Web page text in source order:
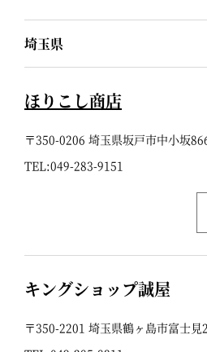
埼玉県
ほりこし商店
〒350-0206 埼玉県坂戸市中小坂
TEL:049-283-9151
キングショップ誠屋
〒350-2201 埼玉県鶴ヶ島市富士見